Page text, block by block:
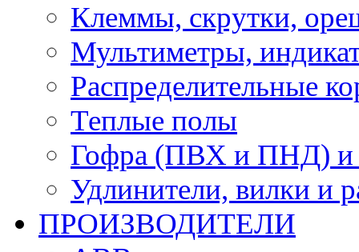
Клеммы, скрутки,
Мультиметры,
Распределительные
Теплые полы
Гофра (ПВХ и ПНД) и
Удлинители, вилки и
ПРОИЗВОДИТЕЛИ